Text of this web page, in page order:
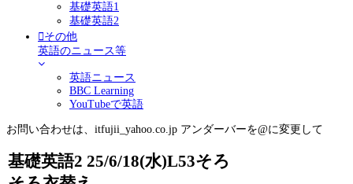
基礎英語1
基礎英語2
その他
英語のニュース等
英語ニュース
BBC Learning
YouTubeで英語
お問い合わせは、itfujii_yahoo.co.jp アンダーバーを@に変更して
基礎英語2 25/6/18(水)L53そろ